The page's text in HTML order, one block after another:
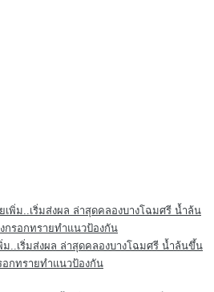
ม..เริ่มส่งผล ล่าสุดคลองบางโฉมศรี น้ำล้นขึ้น
อกทรายทำแนวป้องกัน